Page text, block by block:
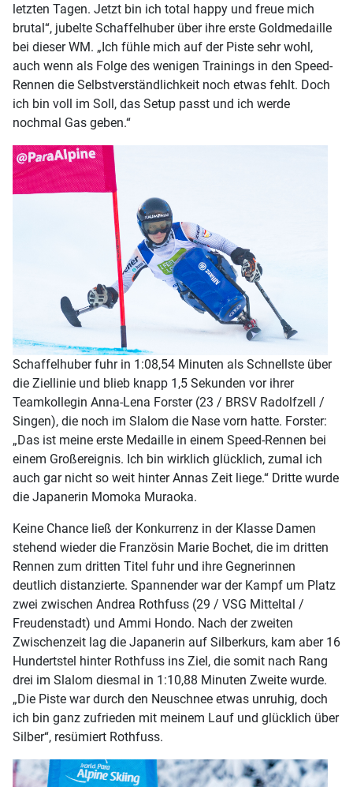
letzten Tagen. Jetzt bin ich total happy und freue mich
brutal“, jubelte Schaffelhuber über ihre erste Goldmedaille
bei dieser WM. „Ich fühle mich auf der Piste sehr wohl,
auch wenn als Folge des wenigen Trainings in den Speed-
Rennen die Selbstverständlichkeit noch etwas fehlt. Doch
ich bin voll im Soll, das Setup passt und ich werde
nochmal Gas geben.“
Schaffelhuber fuhr in 1:08,54 Minuten als Schnellste über
die Ziellinie und blieb knapp 1,5 Sekunden vor ihrer
Teamkollegin Anna-Lena Forster (23 / BRSV Radolfzell /
Singen), die noch im Slalom die Nase vorn hatte. Forster:
„Das ist meine erste Medaille in einem Speed-Rennen bei
einem Großereignis. Ich bin wirklich glücklich, zumal ich
auch gar nicht so weit hinter Annas Zeit liege.“ Dritte wurde
die Japanerin Momoka Muraoka.
Keine Chance ließ der Konkurrenz in der Klasse Damen
stehend wieder die Französin Marie Bochet, die im dritten
Rennen zum dritten Titel fuhr und ihre Gegnerinnen
deutlich distanzierte. Spannender war der Kampf um Platz
zwei zwischen Andrea Rothfuss (29 / VSG Mitteltal /
Freudenstadt) und Ammi Hondo. Nach der zweiten
Zwischenzeit lag die Japanerin auf Silberkurs, kam aber 16
Hundertstel hinter Rothfuss ins Ziel, die somit nach Rang
drei im Slalom diesmal in 1:10,88 Minuten Zweite wurde.
„Die Piste war durch den Neuschnee etwas unruhig, doch
ich bin ganz zufrieden mit meinem Lauf und glücklich über
Silber“, resümiert Rothfuss.